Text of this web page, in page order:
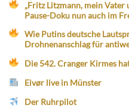
„Fritz Litzmann, mein Vater
Pause-Doku nun auch im
Wie Putins deutsche
Drohnenanschlag für
Die 542. Cranger Kirmes
Eivør live in Münster
Der Ruhrpilot